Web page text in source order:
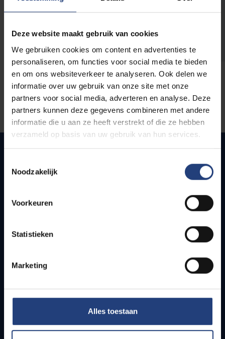
Deze website maakt gebruik van cookies
We gebruiken cookies om content en advertenties te
personaliseren, om functies voor social media te bieden
en om ons websiteverkeer te analyseren. Ook delen we
informatie over uw gebruik van onze site met onze
partners voor social media, adverteren en analyse. Deze
partners kunnen deze gegevens combineren met andere
informatie die u aan ze heeft verstrekt of die ze hebben
verzameld op basis van uw gebruik van hun services.
Noodzakelijk
Voorkeuren
Statistieken
Marketing
Alles toestaan
Snel naar
Bereikbaarheid
Studenten